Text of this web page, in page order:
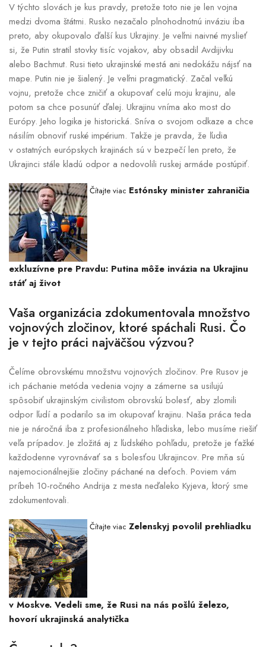
V týchto slovách je kus pravdy, pretože toto nie je len vojna
medzi dvoma štátmi. Rusko nezačalo plnohodnotnú inváziu iba
preto, aby okupovalo ďalší kus Ukrajiny. Je veľmi naivné myslieť
si, že Putin stratil stovky tisíc vojakov, aby obsadil Avdijivku
alebo Bachmut. Rusi tieto ukrajinské mestá ani nedokážu nájsť na
mape. Putin nie je šialený. Je veľmi pragmatický. Začal veľkú
vojnu, pretože chce zničiť a okupovať celú moju krajinu, ale
potom sa chce posunúť ďalej. Ukrajinu vníma ako most do
Európy. Jeho logika je historická. Sníva o svojom odkaze a chce
násilím obnoviť ruské impérium. Takže je pravda, že ľudia
v ostatných európskych krajinách sú v bezpečí len preto, že
Ukrajinci stále kladú odpor a nedovolili ruskej armáde postúpiť.
Čítajte viac Estónsky minister zahraničia
exkluzívne pre Pravdu: Putina môže invázia na Ukrajinu
stáť aj život
Vaša organizácia zdokumentovala množstvo
vojnových zločinov, ktoré spáchali Rusi. Čo
je v tejto práci najväčšou výzvou?
Čelíme obrovskému množstvu vojnových zločinov. Pre Rusov je
ich páchanie metóda vedenia vojny a zámerne sa usilujú
spôsobiť ukrajinským civilistom obrovskú bolesť, aby zlomili
odpor ľudí a podarilo sa im okupovať krajinu. Naša práca teda
nie je náročná iba z profesionálneho hľadiska, lebo musíme riešiť
veľa prípadov. Je zložitá aj z ľudského pohľadu, pretože je ťažké
každodenne vyrovnávať sa s bolesťou Ukrajincov. Pre mňa sú
najemocionálnejšie zločiny páchané na deťoch. Poviem vám
príbeh 10-ročného Andrija z mesta neďaleko Kyjeva, ktorý sme
zdokumentovali.
Čítajte viac Zelenskyj povolil prehliadku
v Moskve. Vedeli sme, že Rusi na nás pošlú železo,
hovorí ukrajinská analytička